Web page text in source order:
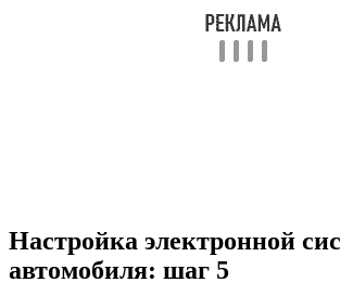
Настройка электронной
автомобиля: шаг 5